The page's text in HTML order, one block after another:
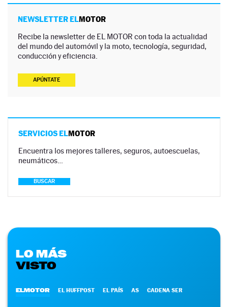
NEWSLETTER ELMOTOR
Recibe la newsletter de EL MOTOR con toda la actualidad
del mundo del automóvil y la moto, tecnología, seguridad,
conducción y eficiencia.
APÚNTATE
SERVICIOS ELMOTOR
Encuentra los mejores talleres, seguros, autoescuelas,
neumáticos…
BUSCAR
LO MÁS
VISTO
ELMOTOR EL HUFFPOST EL PAÍS AS CADENA SER